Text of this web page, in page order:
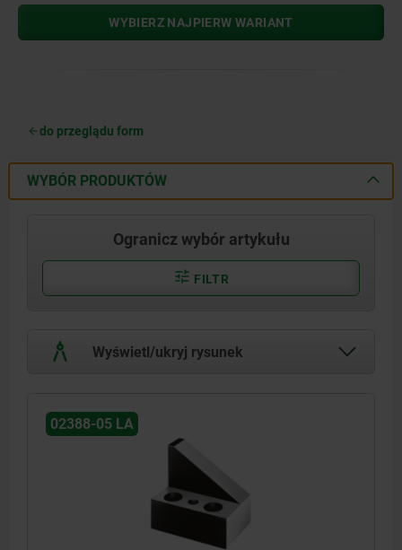
WYBIERZ NAJPIERW WARIANT
do przeglądu form
WYBÓR PRODUKTÓW
Ogranicz wybór artykułu
FILTR
Wyświetl/ukryj rysunek
02388-05 LA